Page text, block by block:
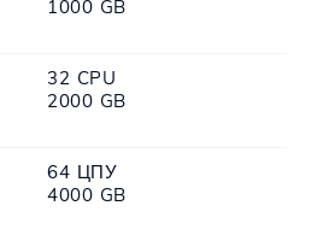
1000 GB
32 CPU
2000 GB
64 ЦПУ
4000 GB